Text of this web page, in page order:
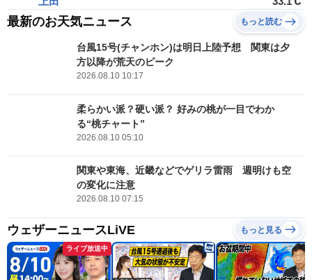
最新のお天気ニュース もっと読む
台風15号(チャンホン)は明日上陸予想 関東は夕
方以降が荒天のピーク
2026.08.10 10:17
柔らかい派？硬い派？ 好みの桃が一目でわか
る“桃チャート”
2026.08.10 05:10
関東や東海、近畿などでゲリラ雷雨 週明けも空
の変化に注意
2026.08.10 07:15
ウェザーニュースLiVE もっと見る
ライブ放送中